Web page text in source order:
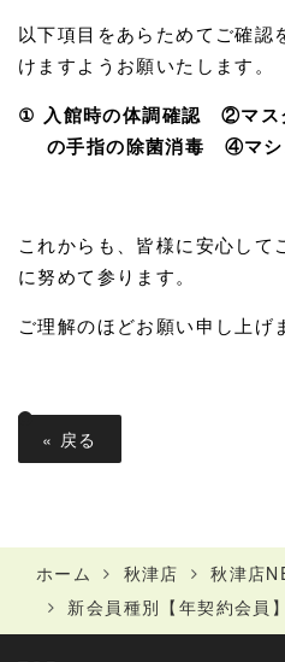
以下項目をあらためてご確認
けますようお願いたします。
①
入館時の体調確認 ②マ
の手指の除菌消毒 ④マシ
これからも、皆様に安心して
に努めて参ります。
ご理解のほどお願い申し上げ
« 戻る
ホーム 秋津店
秋津店
新会員種別【年契約会員